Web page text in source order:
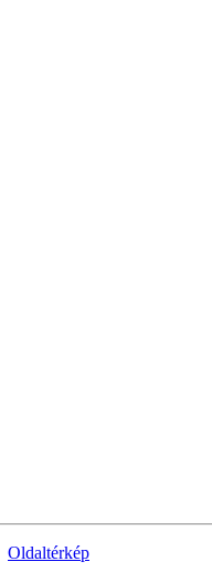
Oldaltérkép